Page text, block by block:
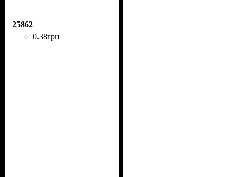
25862
0.38грн